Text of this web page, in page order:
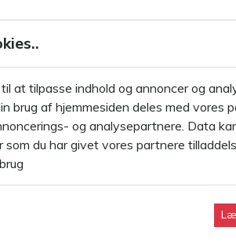
JDL Kalkmaling Vintage
100ML KALKMALING 700ML
100ml
finder du alle 66 farver fra JDL
De små 100 ml dåser med Vintage Paint
som farveprøve før større maleropgaver.
at tilpasse indhold og annoncer og
brug af hjemmesiden deles med vores
og analysepartnere. Data
som du har givet vores partnere